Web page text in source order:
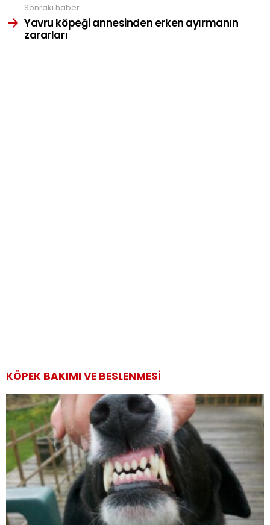
Sonraki haber
Yavru köpeği annesinden erken ayırmanın
zararları
KÖPEK BAKIMI VE BESLENMESI